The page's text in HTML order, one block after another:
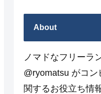
About
ノマドなフリーラ
@ryomatsu がコ
関するお役立ち情